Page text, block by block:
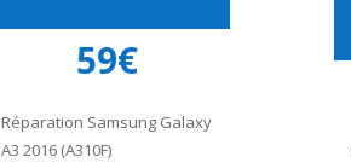
59€
Réparation Samsung Galaxy
A3 2016 (A310F)